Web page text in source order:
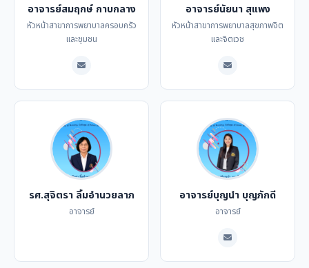
อาจารย์สมฤกษ์ กาบกลาง
หัวหน้าสาขาการพยาบาลครอบครัว
และชุมชน
อาจารย์นัยนา สุแพง
หัวหน้าสาขาการพยาบาลสุขภาพจิต
และจิตเวช
รศ.สุจิตรา ลิ้มอำนวยลาภ
อาจารย์
อาจารย์บุญนำ บุญภักดี
อาจารย์